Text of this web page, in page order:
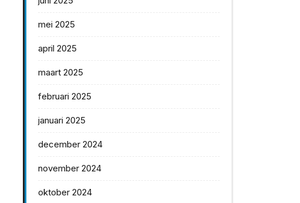
mei 2025
april 2025
maart 2025
februari 2025
januari 2025
december 2024
november 2024
oktober 2024